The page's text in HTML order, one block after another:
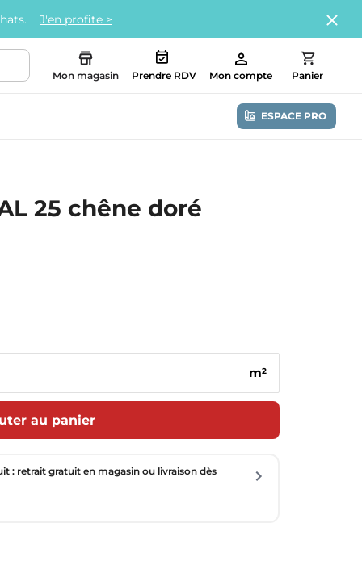
J'en profite >
Mon magasin Prendre RDV Mon compte Panier
ESPACE PRO
25 chêne doré
m2
au panier
: retrait gratuit en magasin ou livraison dès